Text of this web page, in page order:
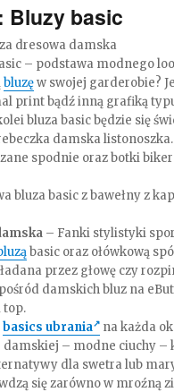
Bluzy basic
dresowa damska
– podstawa modnego
bluzęw swojej garderobie?
print bądź inną grafiką
bluza basic będzie się
damska
spodnie oraz botki
bluza basic z bawełny z
– Fanki stylistyki
basic oraz ołówkową
przez głowę czy
damskich bluz na
top.
basics ubrania
na każda
damskiej – modne ciuchy –
dla swetra lub
się zarówno w mroźną